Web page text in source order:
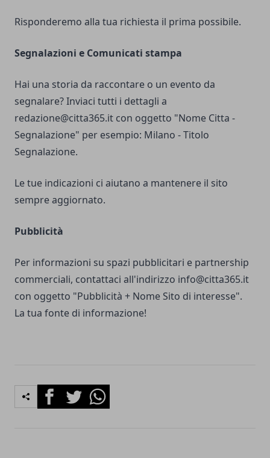
Risponderemo alla tua richiesta il prima possibile.
Segnalazioni e Comunicati stampa
Hai una storia da raccontare o un evento da
segnalare? Inviaci tutti i dettagli a
redazione@citta365.it con oggetto "Nome Citta -
Segnalazione" per esempio: Milano - Titolo
Segnalazione.
Le tue indicazioni ci aiutano a mantenere il sito
sempre aggiornato.
Pubblicità
Per informazioni su spazi pubblicitari e partnership
commerciali, contattaci all'indirizzo info@citta365.it
con oggetto "Pubblicità + Nome Sito di interesse".
La tua fonte di informazione!
FacebookTwitterWhatsapp